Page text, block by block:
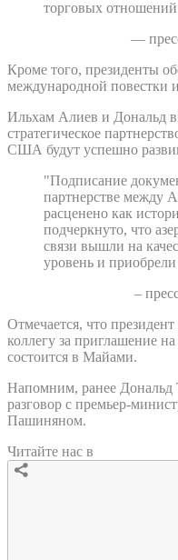
торговых
—
Кроме того, президенты
международной повестки
Ильхам Алиев и Дональд
стратегическое
США будут успешно
"Подписание
партнерстве
расценено как
подчеркнуто, что
связи вышли на
уровень и приобрели
–
Отмечается, что
коллегу за приглашение
состоится в Майами.
Напомним, ранее Дональд
разговор с премьер-
Пашиняном.
Читайте нас в